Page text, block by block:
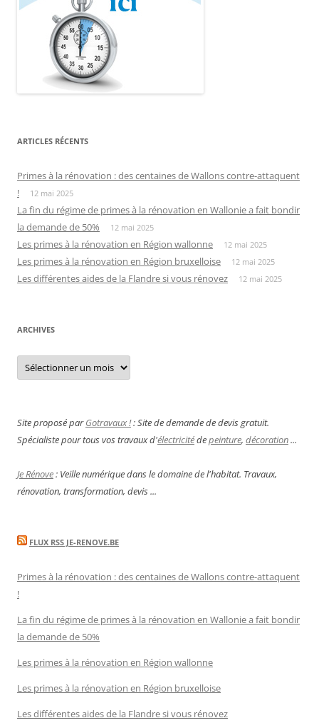
ARTICLES RÉCENTS
Primes à la rénovation : des centaines de Wallons contre-attaquent
!
12 mai 2025
La fin du régime de primes à la rénovation en Wallonie a fait bondir
la demande de 50%
12 mai 2025
Les primes à la rénovation en Région wallonne 12 mai 2025
Les primes à la rénovation en Région bruxelloise 12 mai 2025
Les différentes aides de la Flandre si vous rénovez 12 mai 2025
ARCHIVES
Archives
Site proposé parGotravaux !: Site de demande de devis gratuit.
Spécialiste pour tous vos travaux d'électricitédepeinture, décoration...
Je Rénove: Veille numérique dans le domaine de l'habitat. Travaux,
rénovation, transformation, devis ...
FLUX RSS JE-RENOVE.BE
Primes à la rénovation : des centaines de Wallons contre-attaquent
!
La fin du régime de primes à la rénovation en Wallonie a fait bondir
la demande de 50%
Les primes à la rénovation en Région wallonne
Les primes à la rénovation en Région bruxelloise
Les différentes aides de la Flandre si vous rénovez